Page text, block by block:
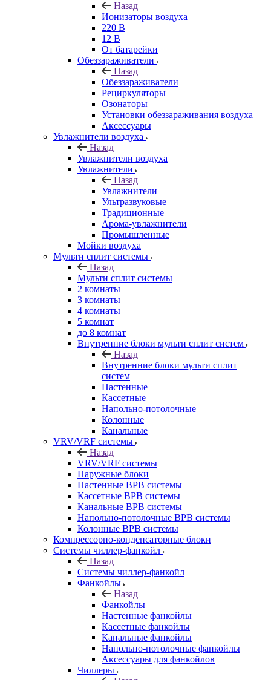
Назад
Ионизаторы воздуха
220 В
12 В
От батарейки
Обеззараживатели
Назад
Обеззараживатели
Рециркуляторы
Озонаторы
Установки обеззараживания воздуха
Аксессуары
Увлажнители воздуха
Назад
Увлажнители воздуха
Увлажнители
Назад
Увлажнители
Ультразвуковые
Традиционные
Арома-увлажнители
Промышленные
Мойки воздуха
Мульти сплит системы
Назад
Мульти сплит системы
2 комнаты
3 комнаты
4 комнаты
5 комнат
до 8 комнат
Внутренние блоки мульти сплит систем
Назад
Внутренние блоки мульти сплит
систем
Настенные
Кассетные
Напольно-потолочные
Колонные
Канальные
VRV/VRF системы
Назад
VRV/VRF системы
Наружные блоки
Настенные ВРВ системы
Кассетные ВРВ системы
Канальные ВРВ системы
Напольно-потолочные ВРВ системы
Колонные ВРВ системы
Компрессорно-конденсаторные блоки
Системы чиллер-фанкойл
Назад
Системы чиллер-фанкойл
Фанкойлы
Назад
Фанкойлы
Настенные фанкойлы
Кассетные фанкойлы
Канальные фанкойлы
Напольно-потолочные фанкойлы
Аксессуары для фанкойлов
Чиллеры